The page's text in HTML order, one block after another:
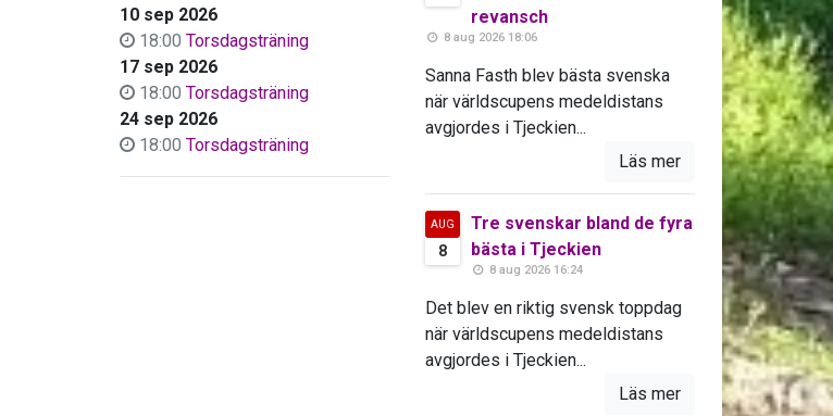
10 sep 2026
18:00 Torsdagsträning
17 sep 2026
18:00 Torsdagsträning
24 sep 2026
18:00 Torsdagsträning
revansch
8 aug 2026 18:06
Sanna Fasth blev bästa svenska
när världscupens medeldistans
avgjordes i Tjeckien...
Läs mer
AUG
8
Tre svenskar bland de fyra
bästa i Tjeckien
8 aug 2026 16:24
Det blev en riktig svensk toppdag
när världscupens medeldistans
avgjordes i Tjeckien...
Läs mer